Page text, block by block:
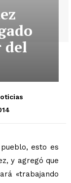
del
esto es
y agregó que
«trabajando